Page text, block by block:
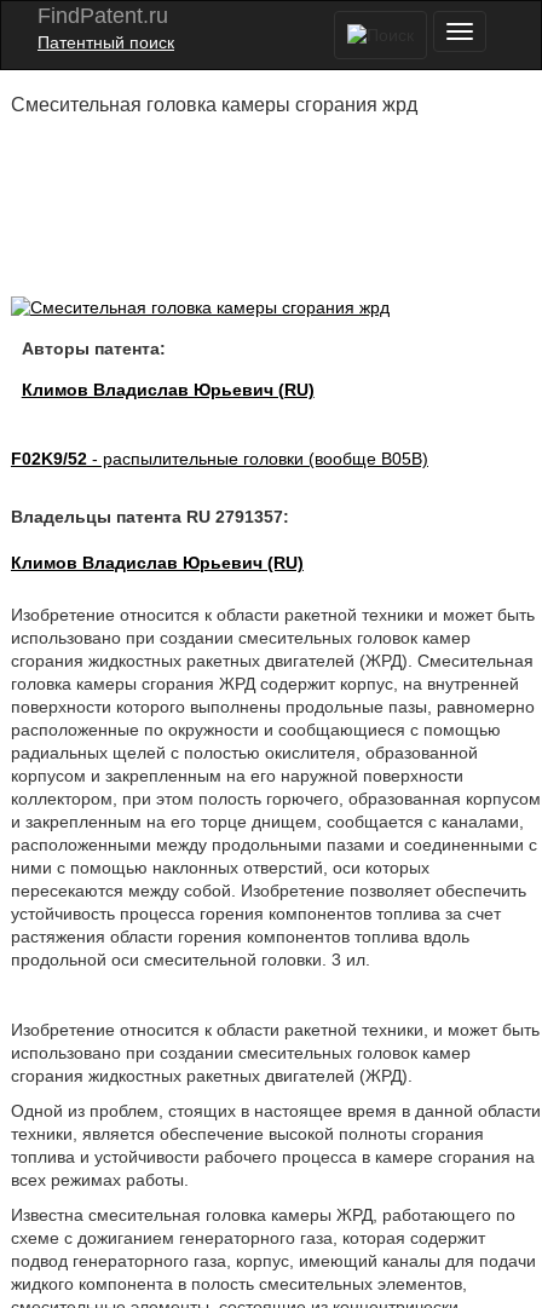
FindPatent.ru
Патентный поиск
Смесительная головка камеры сгорания жрд
Авторы патента:
Климов Владислав Юрьевич (RU)
F02K9/52- распылительные головки (вообще B05B)
Владельцы патента RU 2791357:
Климов Владислав Юрьевич (RU)
Изобретение относится к области ракетной техники и может быть
использовано при создании смесительных головок камер
сгорания жидкостных ракетных двигателей (ЖРД). Смесительная
головка камеры сгорания ЖРД содержит корпус, на внутренней
поверхности которого выполнены продольные пазы, равномерно
расположенные по окружности и сообщающиеся с помощью
радиальных щелей с полостью окислителя, образованной
корпусом и закрепленным на его наружной поверхности
коллектором, при этом полость горючего, образованная корпусом
и закрепленным на его торце днищем, сообщается с каналами,
расположенными между продольными пазами и соединенными с
ними с помощью наклонных отверстий, оси которых
пересекаются между собой. Изобретение позволяет обеспечить
устойчивость процесса горения компонентов топлива за счет
растяжения области горения компонентов топлива вдоль
продольной оси смесительной головки. 3 ил.
Изобретение относится к области ракетной техники, и может быть
использовано при создании смесительных головок камер
сгорания жидкостных ракетных двигателей (ЖРД).
Одной из проблем, стоящих в настоящее время в данной области
техники, является обеспечение высокой полноты сгорания
топлива и устойчивости рабочего процесса в камере сгорания на
всех режимах работы.
Известна смесительная головка камеры ЖРД, работающего по
схеме с дожиганием генераторного газа, которая содержит
подвод генераторного газа, корпус, имеющий каналы для подачи
жидкого компонента в полость смесительных элементов,